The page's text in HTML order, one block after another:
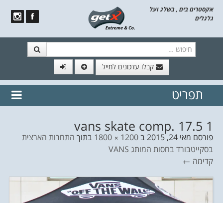
אקסטרים בים , בשלג ועל
גלגלים
קבלו עדכונים למייל
// הצטרף לרשימת תפוצה!
נשמח
תפריט
vans skate comp. 17.5 1
פורסם מאי 24, 2015 ב1200 × 1800 בתוך התחרות הארצית
בסקייטבורד בחסות המותג VANS
קדימה ←